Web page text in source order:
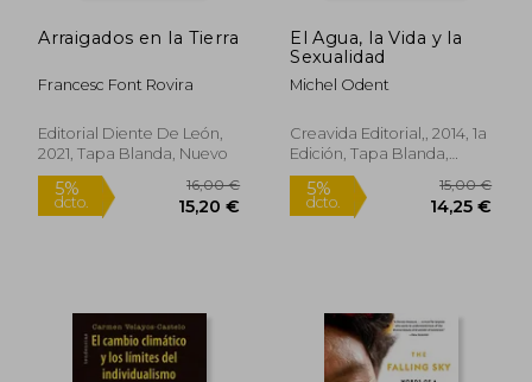
Arraigados en la Tierra
Francesc Font Rovira
Editorial Diente De León,
2021, Tapa Blanda, Nuevo
Rápido
El Agua, la Vida y la
Sexualidad
Michel Odent
Creavida Editorial,, 2014, 1a
Edición, Tapa Blanda,
Nuevo